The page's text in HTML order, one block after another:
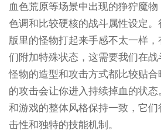
血色荒原等场景中出现的狰狞魔
色调和比较硬核的战斗属性设定
版里的怪物打起来手感不太一样
们附加特殊状态，这需要我们在
怪物的造型和攻击方式都比较贴
的攻击会让你进入持续掉血的状
和游戏的整体风格保持一致，它
击性和独特的技能机制。